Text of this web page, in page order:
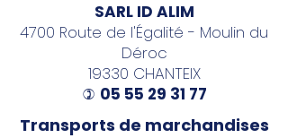
SARL ID ALIM
4700 Route de l'Égalité - Moulin du
Déroc
19330 CHANTEIX
) 05 55 29 31 77
Transports de marchandises